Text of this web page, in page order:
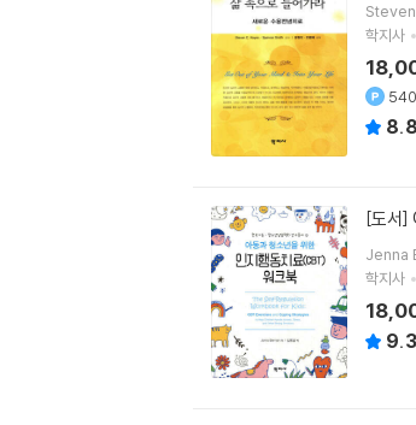
Steven
학지사
8.8
[도서]
Jenna
학지사
9.3